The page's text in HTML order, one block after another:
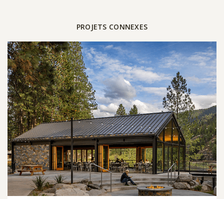
PROJETS CONNEXES